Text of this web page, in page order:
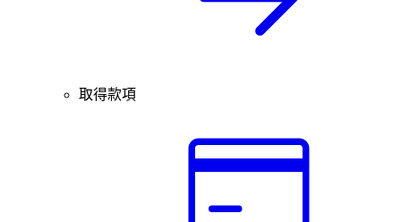
取得款項